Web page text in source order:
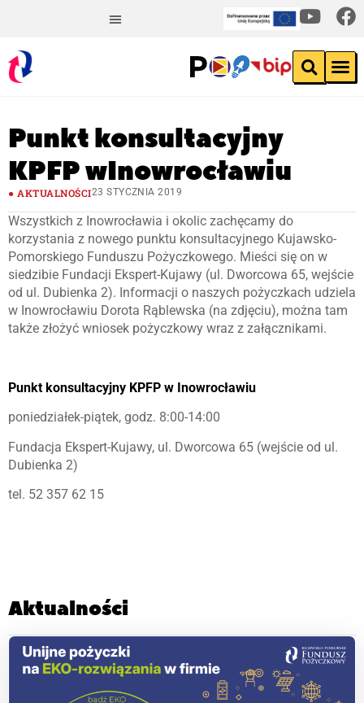
Punkt konsultacyjny
KPFP w Inowrocławiu
AKTUALNOŚCI23 STYCZNIA 2019
Wszystkich z Inowrocławia i okolic zachęcamy do
korzystania z nowego punktu konsultacyjnego Kujawsko-
Pomorskiego Funduszu Pożyczkowego. Mieści się on w
siedzibie Fundacji Ekspert-Kujawy (ul. Dworcowa 65, wejście
od ul. Dubienka 2). Informacji o naszych pożyczkach udziela
w Inowrocławiu Dorota Rąblewska (na zdjęciu), można tam
także złożyć wniosek pożyczkowy wraz z załącznikami.
Punkt konsultacyjny KPFP w Inowrocławiu
poniedziałek-piątek, godz. 8:00-14:00
Fundacja Ekspert-Kujawy, ul. Dworcowa 65 (wejście od ul.
Dubienka 2)
tel. 52 357 62 15
Aktualności